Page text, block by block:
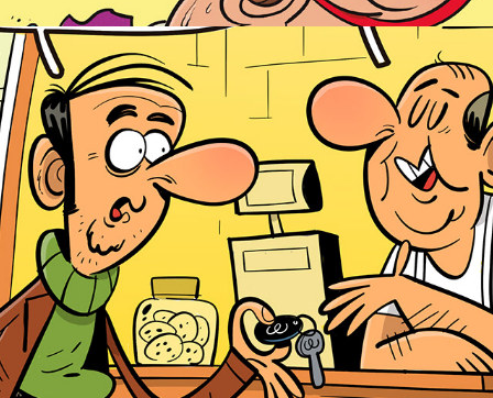
Hay cosas que online como que no